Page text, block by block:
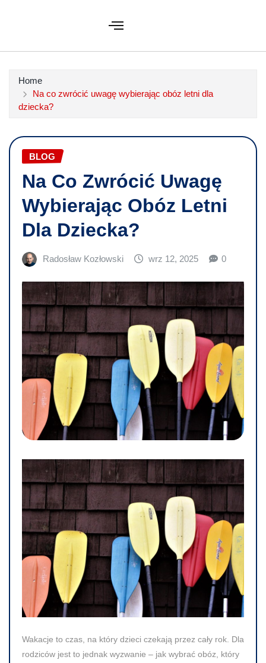
Home
Na co zwrócić uwagę wybierając obóz letni dla
dziecka?
BLOG
Na Co Zwrócić Uwagę
Wybierając Obóz Letni
Dla Dziecka?
Radosław Kozłowski wrz 12, 2025 0
Wakacje to czas, na który dzieci czekają przez cały rok. Dla
rodziców jest to jednak wyzwanie – jak wybrać obóz, który